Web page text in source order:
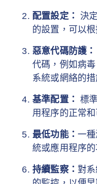
配置設定：
決
的設置，可以
惡意代碼防護：
代碼，例如病
系統或網絡的措
基準配置： 標
用程序的正常和
最低功能： 一
統或應用程序
持續監察： 對